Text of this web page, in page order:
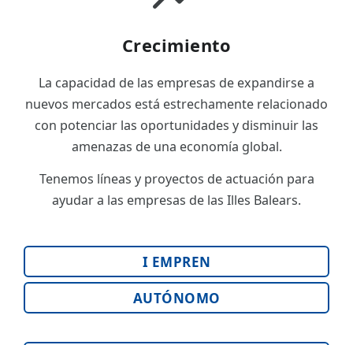
Crecimiento
La capacidad de las empresas de expandirse a
nuevos mercados está estrechamente relacionado
con potenciar las oportunidades y disminuir las
amenazas de una economía global.
Tenemos líneas y proyectos de actuación para
ayudar a las empresas de las Illes Balears.
I EMPREN
AUTÓNOMO